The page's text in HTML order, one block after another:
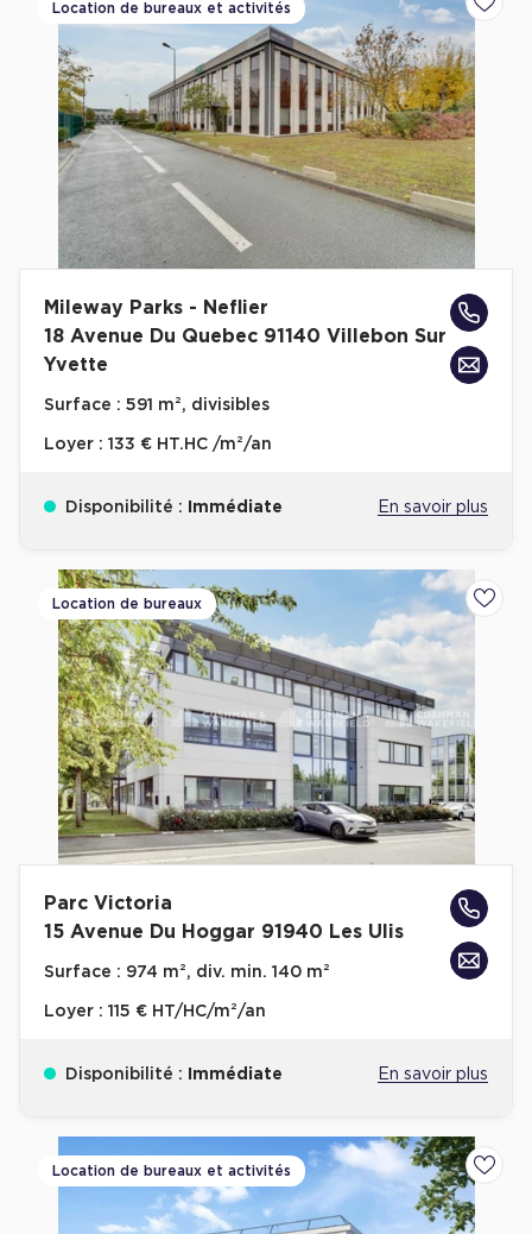
Location de bureaux et activités
Mileway Parks - Neflier
18 Avenue Du Quebec 91140 Villebon Sur
Yvette
Surface : 591 m², divisibles
Loyer : 133 € HT.HC /m²/an
Disponibilité : Immédiate En savoir plus
Location de bureaux
Parc Victoria
15 Avenue Du Hoggar 91940 Les Ulis
Surface : 974 m², div. min. 140 m²
Loyer : 115 € HT/HC/m²/an
Disponibilité : Immédiate En savoir plus
Location de bureaux et activités